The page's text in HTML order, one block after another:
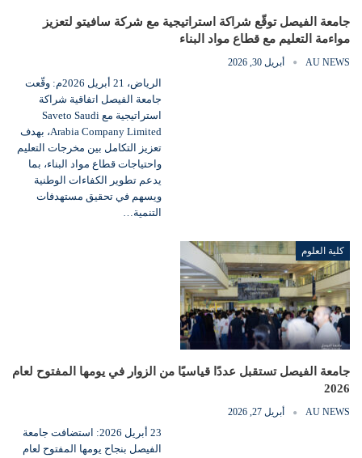
جامعة الفيصل توقّع شراكة استراتيجية مع شركة سافيتو لتعزيز
مواءمة التعليم مع قطاع مواد البناء
AU NEWS أبريل 30, 2026
الرياض، 21 أبريل 2026م: وقّعت
جامعة الفيصل اتفاقية شراكة
استراتيجية مع Saveto Saudi
Arabia Company Limited، بهدف
تعزيز التكامل بين مخرجات التعليم
واحتياجات قطاع مواد البناء، بما
يدعم تطوير الكفاءات الوطنية
ويسهم في تحقيق مستهدفات
التنمية…
كلية العلوم
جامعة الفيصل تستقبل عددًا قياسيًا من الزوار في يومها المفتوح لعام
2026
AU NEWS أبريل 27, 2026
23 أبريل 2026: استضافت جامعة
الفيصل بنجاح يومها المفتوح لعام